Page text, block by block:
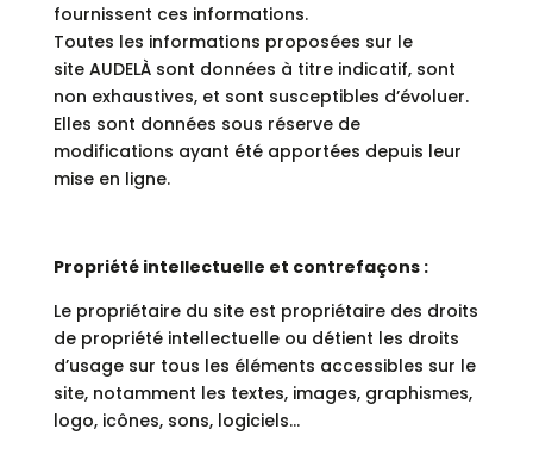
fournissent ces informations.
Toutes les informations proposées sur le
site AUDELÀ sont données à titre indicatif, sont
non exhaustives, et sont susceptibles d’évoluer.
Elles sont données sous réserve de
modifications ayant été apportées depuis leur
mise en ligne.
Propriété intellectuelle et contrefaçons :
Le propriétaire du site est propriétaire des droits
de propriété intellectuelle ou détient les droits
d’usage sur tous les éléments accessibles sur le
site, notamment les textes, images, graphismes,
logo, icônes, sons, logiciels…